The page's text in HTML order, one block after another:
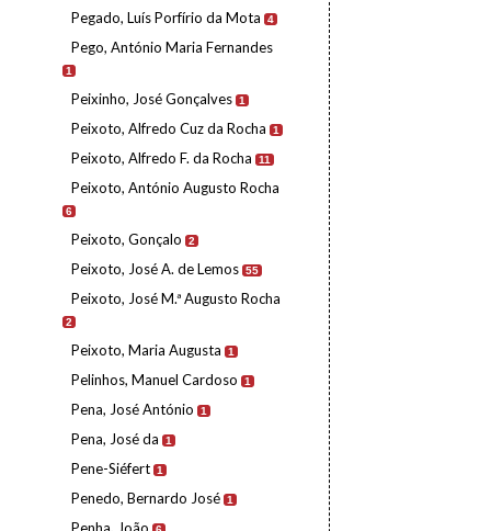
Pegado, Luís Porfírio da Mota 4
Pego, António Maria Fernandes
1
Peixinho, José Gonçalves 1
Peixoto, Alfredo Cuz da Rocha 1
Peixoto, Alfredo F. da Rocha 11
Peixoto, António Augusto Rocha
6
Peixoto, Gonçalo 2
Peixoto, José A. de Lemos 55
Peixoto, José M.ª Augusto Rocha
2
Peixoto, Maria Augusta 1
Pelinhos, Manuel Cardoso 1
Pena, José António 1
Pena, José da 1
Pene-Siéfert 1
Penedo, Bernardo José 1